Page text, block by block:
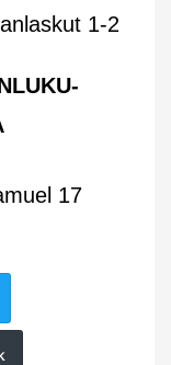
1-2
17